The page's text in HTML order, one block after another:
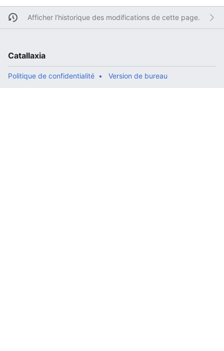
Afficher l’historique des modifications de cette page.
Catallaxia
Politique de confidentialité Version de bureau